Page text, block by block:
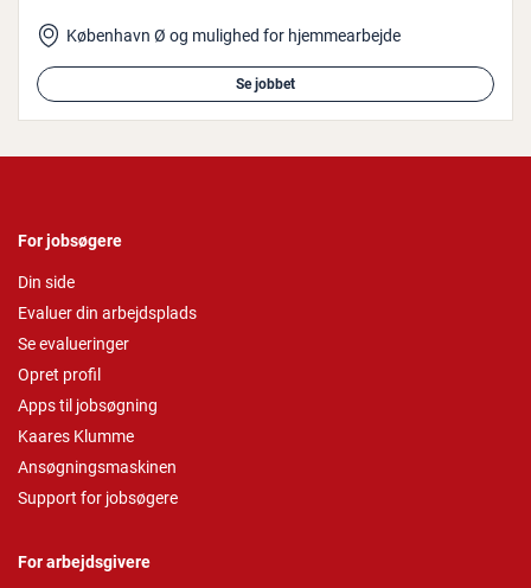
København Ø og mulighed for hjemmearbejde
Se jobbet
For jobsøgere
Din side
Evaluer din arbejdsplads
Se evalueringer
Opret profil
Apps til jobsøgning
Kaares Klumme
Ansøgningsmaskinen
Support for jobsøgere
For arbejdsgivere